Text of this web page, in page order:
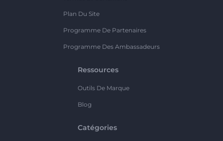
Plan Du Site
Programme De Partenaires
Programme Des Ambassadeurs
Ressources
Outils De Marque
Blog
Catégories